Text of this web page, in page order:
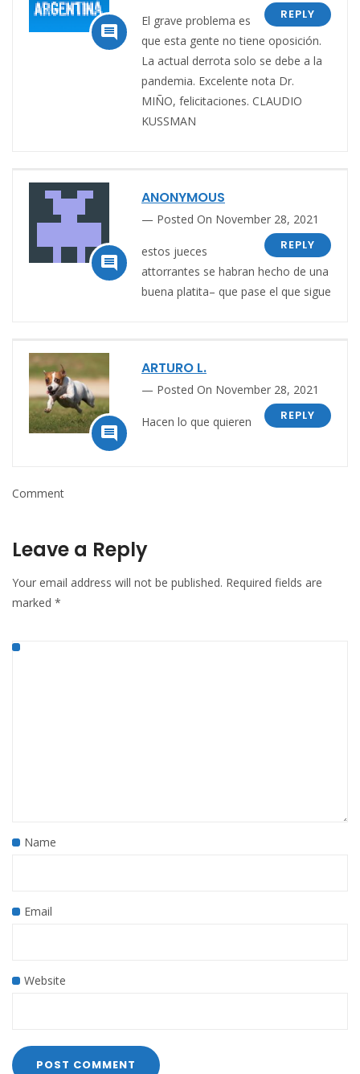

REPLY
El grave problema es
que esta gente no tiene oposición.
La actual derrota solo se debe a la
pandemia. Excelente nota Dr.
MIÑO, felicitaciones. CLAUDIO
KUSSMAN

ANONYMOUS
Posted On November 28, 2021
REPLY
estos jueces
attorrantes se habran hecho de una
buena platita– que pase el que sigue

ARTURO L.
Posted On November 28, 2021
REPLY
Hacen lo que quieren
Comment
Leave a Reply
Your email address will not be published. Required fields are
marked *
Name
Email
Website